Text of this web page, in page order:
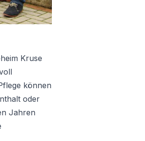
Kruse
können
oder
Jahren